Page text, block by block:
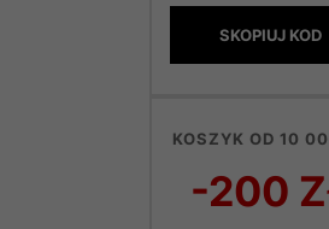
SKOPIUJ KOD
KOSZYK OD 10
-200